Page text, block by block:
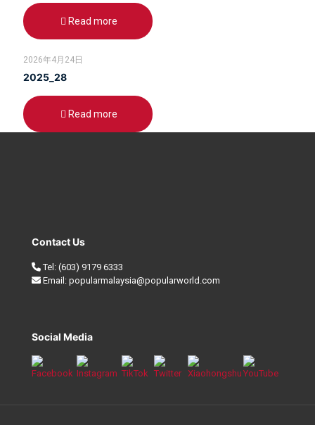
Read more
2026年4月24日
2025_28
Read more
Contact Us
Tel: (603) 9179 6333
Email: popularmalaysia@popularworld.com
Social Media